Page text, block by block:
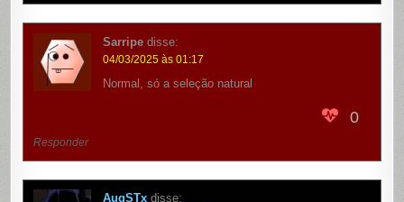
Sarripe disse:
04/03/2025 às 01:17
Normal, só a seleção natural
0
Responder
AugSTx disse: